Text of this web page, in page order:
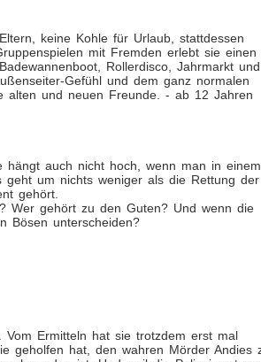
keine Kohle für Urlaub, stattdessen
mit Fremden erlebt sie einen
Rollerdisco, Jahrmarkt und
Gefühl und dem ganz normalen
alten und neuen Freunde. - ab 12 Jahren
hängt auch nicht hoch, wenn man in einem
geht um nichts weniger als die Rettung der
gehört.
Wer gehört zu den Guten? Und wenn die
Bösen unterscheiden?
Ermitteln hat sie trotzdem erst mal
geholfen hat, den wahren Mörder Andies